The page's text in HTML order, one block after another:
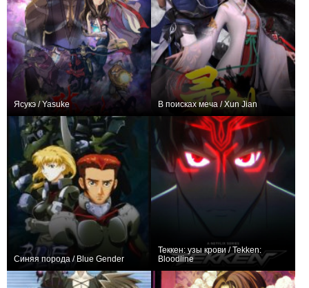
Ясукэ / Yasuke В поисках меча / Xun Jian
Синяя порода / Blue Gender
Теккен: узы крови / Tekken:
Bloodline